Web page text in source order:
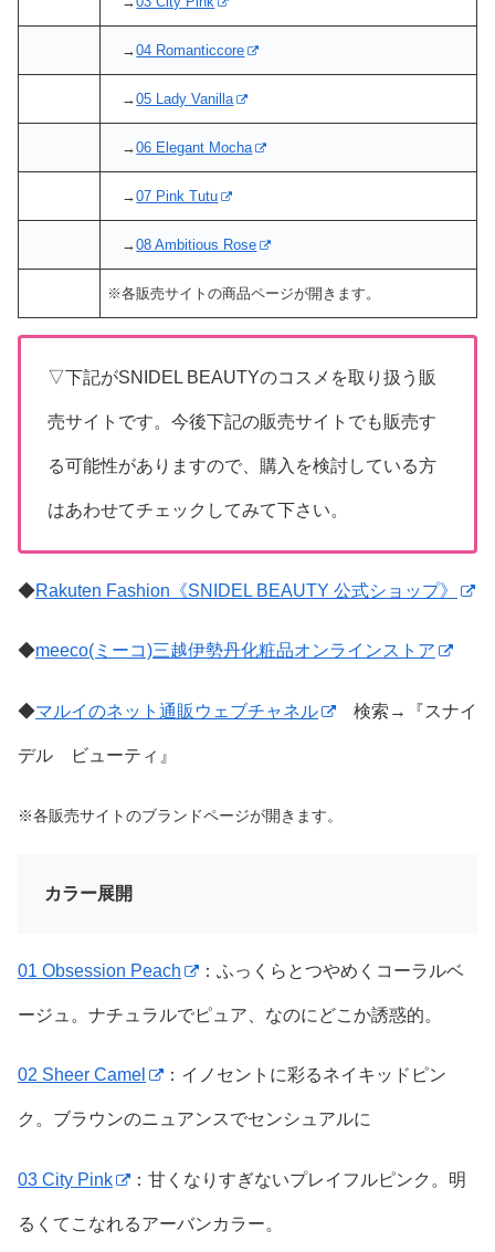
→04 Romanticcore
→05 Lady Vanilla
→06 Elegant Mocha
→07 Pink Tutu
→08 Ambitious Rose
※各販売サイトの商品ページが開きます。
▽下記がSNIDEL BEAUTYのコスメを取り扱う販
売サイトです。今後下記の販売サイトでも販売す
る可能性がありますので、購入を検討している方
はあわせてチェックしてみて下さい。
◆Rakuten Fashion《SNIDEL BEAUTY 公式ショップ》
◆meeco(ミーコ)三越伊勢丹化粧品オンラインストア
◆マルイのネット通販ウェブチャネル 検索→『スナイ
デル ビューティ』
※各販売サイトのブランドページが開きます。
カラー展開
01 Obsession Peach ：ふっくらとつやめくコーラルベ
ージュ。ナチュラルでピュア、なのにどこか誘惑的。
02 Sheer Camel ：イノセントに彩るネイキッドピン
ク。ブラウンのニュアンスでセンシュアルに
03 City Pink ：甘くなりすぎないプレイフルピンク。明
るくてこなれるアーバンカラー。